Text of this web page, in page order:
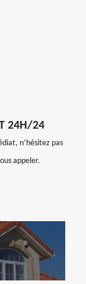
24H/24
n’hésitez pas
appeler.